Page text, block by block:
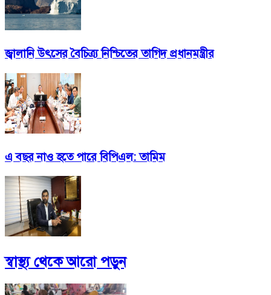
জ্বালানি উৎসের বৈচিত্র্য নিশ্চিতের তাগিদ প্রধানমন্ত্রীর
এ বছর নাও হতে পারে বিপিএল: তামিম
স্বাস্থ্যথেকে আরো পড়ুন